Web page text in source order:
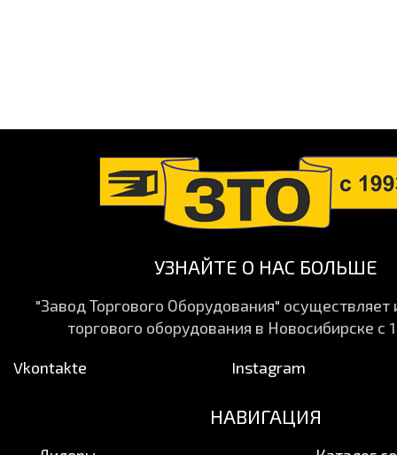
УЗНАЙТЕ О НАС БОЛЬШЕ
"Завод Торгового Оборудования" осуществляет
торгового оборудования в Новосибирске с
Vkontakte Instagram
НАВИГАЦИЯ